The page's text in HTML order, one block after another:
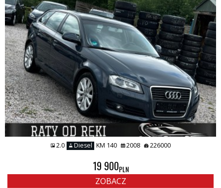
2.0 Diesel KM 140 2008 226000
19 900PLN
ZOBACZ